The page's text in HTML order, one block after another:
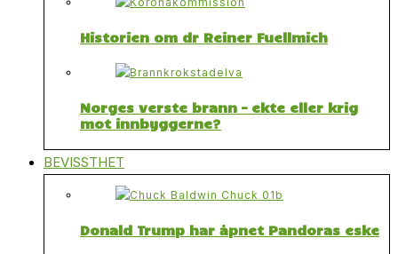
Historien om dr Reiner Fuellmich
Norges verste brann – ekte eller krig
mot innbyggerne?
BEVISSTHET
Donald Trump har åpnet Pandoras eske